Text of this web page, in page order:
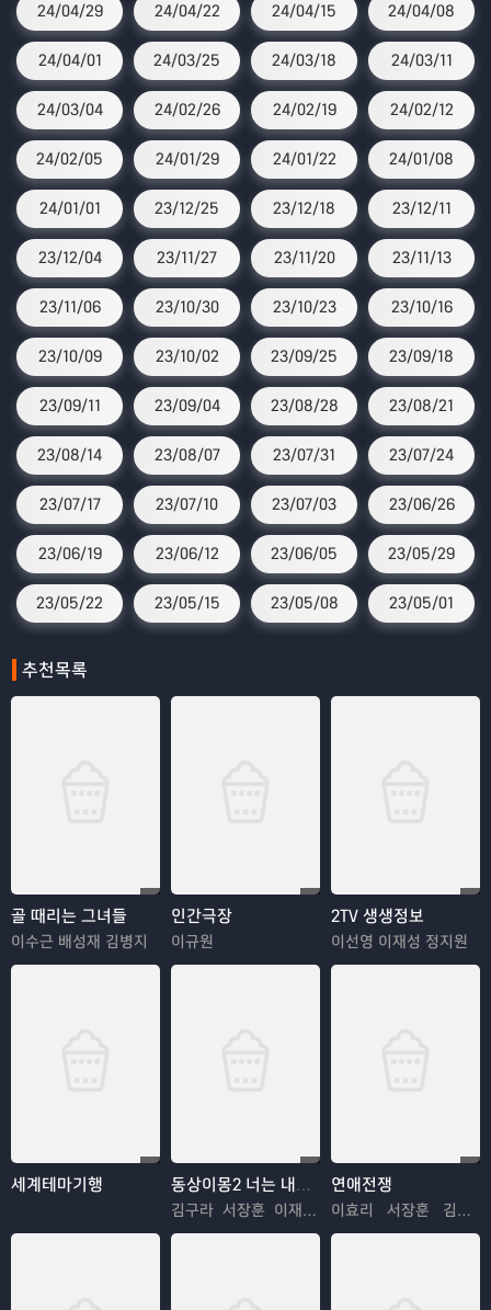
24/04/29 24/04/22 24/04/15 24/04/08
24/04/01 24/03/25 24/03/18 24/03/11
24/03/04 24/02/26 24/02/19 24/02/12
24/02/05 24/01/29 24/01/22 24/01/08
24/01/01 23/12/25 23/12/18 23/12/11
23/12/04 23/11/27 23/11/20 23/11/13
23/11/06 23/10/30 23/10/23 23/10/16
23/10/09 23/10/02 23/09/25 23/09/18
23/09/11 23/09/04 23/08/28 23/08/21
23/08/14 23/08/07 23/07/31 23/07/24
23/07/17 23/07/10 23/07/03 23/06/26
23/06/19 23/06/12 23/06/05 23/05/29
23/05/22 23/05/15 23/05/08 23/05/01
추천목록
골 때리는 그녀들
이수근 배성재 김병지
인간극장
이규원
2TV 생생정보
이선영 이재성 정지원
세계테마기행 동상이몽2 너는 내운명
김구라 서장훈 이재명 추자현 김수용 김혜경 우효광 김진아
연애전쟁
이효리 서장훈 김희철